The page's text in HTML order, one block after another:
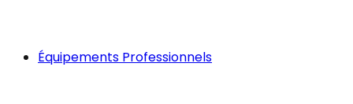
Équipements Professionnels